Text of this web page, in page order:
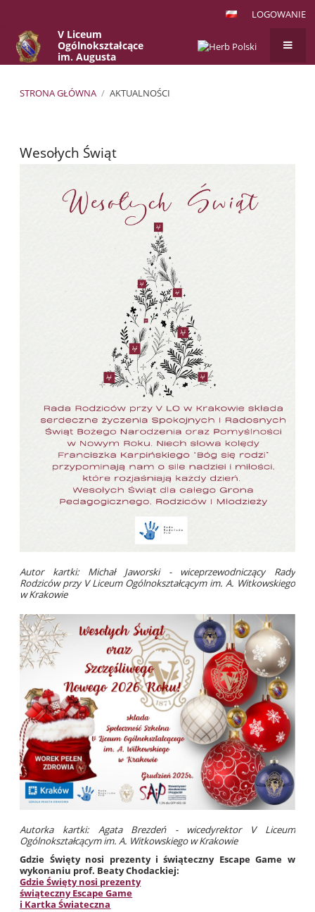
LOGOWANIE
V Liceum
Ogólnokształcące
im. Augusta
Witkowskiego
STRONA GŁÓWNA / AKTUALNOŚCI
Wesołych Świąt
Autor kartki: Michał Jaworski - wiceprzewodniczący Rady
Rodziców przy V Liceum Ogólnokształcącym im. A. Witkowskiego
w Krakowie
Autorka kartki: Agata Brezdeń - wicedyrektor V Liceum
Ogólnokształcącym im. A. Witkowskiego w Krakowie
Gdzie Święty nosi prezenty i świąteczny Escape Game w
wykonaniu prof. Beaty Chodackiej:
Gdzie Święty nosi prezenty
świąteczny Escape Game
i Kartka Świateczna